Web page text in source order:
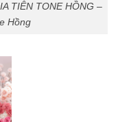
TONE HỒNG –
Hồng